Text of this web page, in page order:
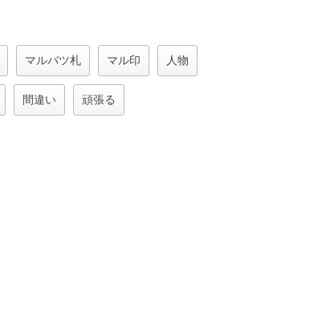
マルバツ札 マル印 人物
間違い 頑張る